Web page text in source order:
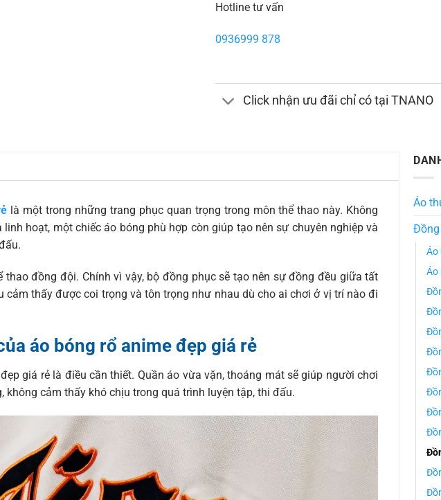
Hotline tư vấn
0936999 878
Click nhận ưu đãi chỉ có tại TNANO
là một trong những trang phục quan trọng trong môn thể thao này. Không
hoạt, một chiếc áo bóng phù hợp còn giúp tạo nên sự chuyên nghiệp và
thao đồng đội. Chính vì vậy, bộ đồng phục sẽ tạo nên sự đồng đều giữa tất
cảm thấy được coi trọng và tôn trọng như nhau dù cho ai chơi ở vị trí nào đi
áo bóng rổ anime đẹp giá rẻ
giá rẻ là điều cần thiết. Quần áo vừa vặn, thoáng mát sẽ giúp người chơi
không cảm thấy khó chịu trong quá trình luyện tập, thi đấu.
Áo
Áo
Áo